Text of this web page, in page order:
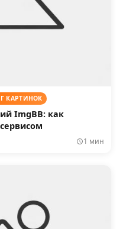
КАРТИНОК
ImgBB: как
1 мин